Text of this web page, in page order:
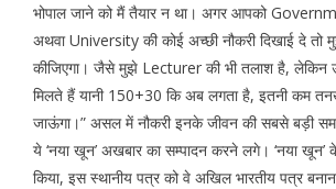
भोपाल जाने को मैं तैयार न था। अगर आपको
अथवा University की कोई अच्छी नौकरी दिखाई दे
कीजिएगा। जैसे मुझे Lecturer की भी तलाश है,
मिलते हैं यानी 150+30 कि अब लगता है, इतनी कम
जाऊंगा।” असल में नौकरी इनके जीवन की सबसे बड़ी
ये ‘नया खून’ अखबार का सम्पादन करने लगे। ‘नया खून’
किया, इस स्थानीय पत्र को वे अखिल भारतीय पत्र